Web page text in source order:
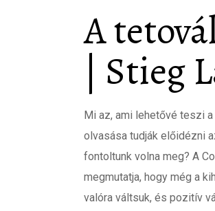
A
| Stieg
Mi az, ami lehetővé teszi
olvasása tudják előidézni
fontoltunk volna meg? A
megmutatja, hogy még a
valóra váltsuk, és pozitív